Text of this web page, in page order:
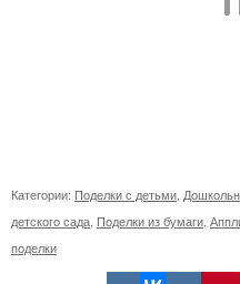
Категории: Поделки с детьми
детского сада Поделки из бумаги
поделки